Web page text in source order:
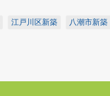
江戸川区新築 八潮市新築